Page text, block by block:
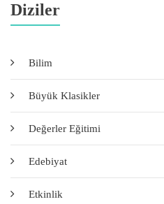
Diziler
Bilim
Büyük Klasikler
Değerler Eğitimi
Edebiyat
Etkinlik